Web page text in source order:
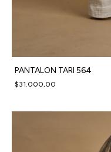
PANTALON TARI 564
$31.000,00